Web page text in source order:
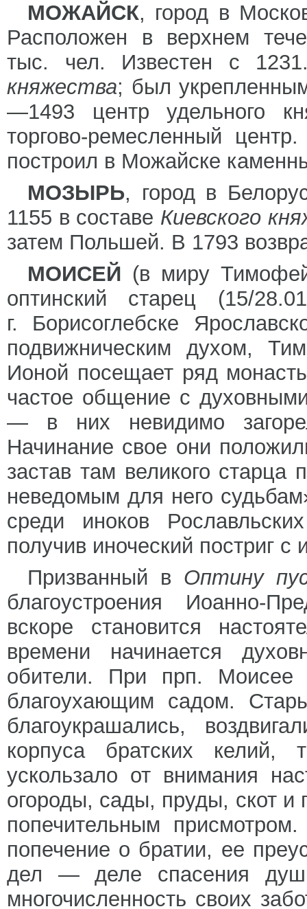
МОЖАЙСК, город в
Расположен в верхнем
тыс. чел. Известен с
княжества; был
—1493 центр удельного
торгово-ремесленный
построил в Можайске
МОЗЫРЬ, город в
1155 в составе Киевского
затем Польшей. В 1793
МОИСЕЙ (в миру
оптинский старец (15/
г. Борисоглебске
подвижническим духом,
Ионой посещает ряд
частое общение с
— в них невидимо
Начинание свое они
застав там великого старца
неведомым для него
среди иноков
получив иноческий постриг
Призванный в Оптину
благоустроения Иоанно-
вскоре становится
времени начинается
обители. При прп. Моисее
благоухающим садом.
благоукрашались,
корпуса братских келий,
ускользало от внимания
огороды, сады, пруды, скот и
попечительным
попечение о братии, ее
дел — деле спасения
многочисленность своих